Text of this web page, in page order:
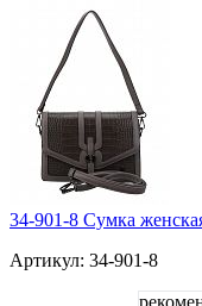
34-901-8 Сумка
Артикул: 34-901-8